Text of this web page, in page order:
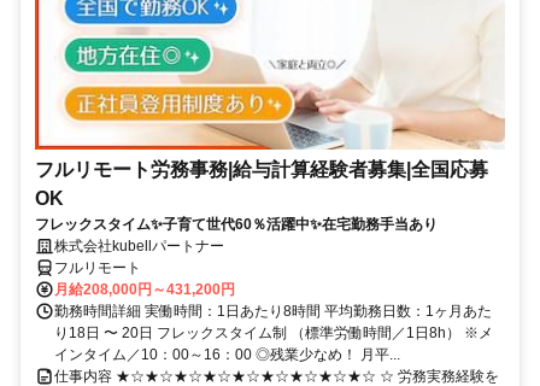
フルリモート労務事務|給与計算経験者募集|全国応募
OK
フレックスタイム✨子育て世代60％活躍中✨在宅勤務手当あり
株式会社kubellパートナー
フルリモート
月給208,000円～431,200円
勤務時間詳細 実働時間：1日あたり8時間 平均勤務日数：1ヶ月あた
り18日 〜 20日 フレックスタイム制 （標準労働時間／1日8h） ※メ
インタイム／10：00～16：00 ◎残業少なめ！ 月平...
仕事内容 ★☆★☆★☆★☆★☆★☆★☆★☆★☆ ☆ 労務実務経験を